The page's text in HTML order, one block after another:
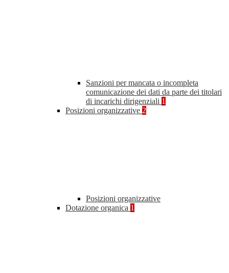
Sanzioni per mancata o incompleta
comunicazione dei dati da parte dei titolari
di incarichi dirigenziali 1
Posizioni organizzative 2
Posizioni organizzative
Dotazione organica 1